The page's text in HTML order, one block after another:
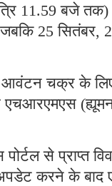
11.59 बजे तक)
जबकि 25
आवंटन चक्र के
से प्राप्त
करने के बाद